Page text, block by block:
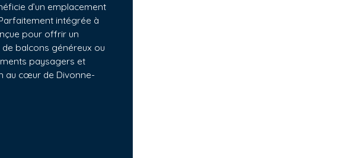
d’un emplacement
intégrée à
pour offrir un
balcons généreux ou
paysagers et
au cœur de Divonne-